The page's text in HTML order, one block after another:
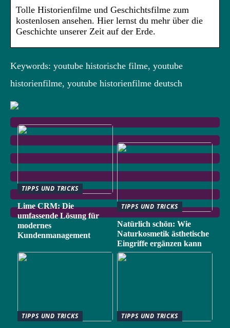
Tolle Historienfilme und Geschichtsfilme zum
kostenlosen ansehen. Hier lernst du mehr über die
Geschichte unserer Zeit auf der Erde.
Keywords: youtube historische filme, youtube
historienfilme, youtube historienfilme deutsch
TIPPS UND TRICKS
Lime CRM: Die
umfassende Lösung für
modernes
Kundenmanagement
TIPPS UND TRICKS
Natürlich schön: Wie
Naturkosmetik ästhetische
Eingriffe ergänzen kann
TIPPS UND TRICKS
TIPPS UND TRICKS